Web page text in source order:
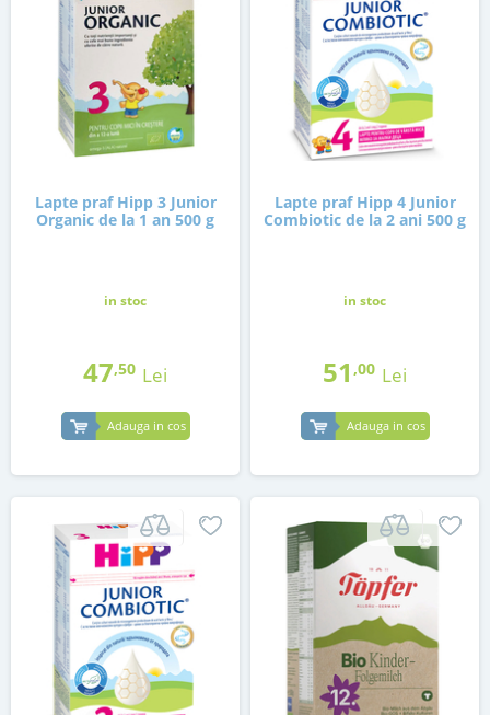
Lapte praf Hipp 3 Junior
Organic de la 1 an 500 g
in stoc
47,50 Lei
Adauga in cos
Lapte praf Hipp 4 Junior
Combiotic de la 2 ani 500 g
in stoc
51 ,00 Lei
Adauga in cos